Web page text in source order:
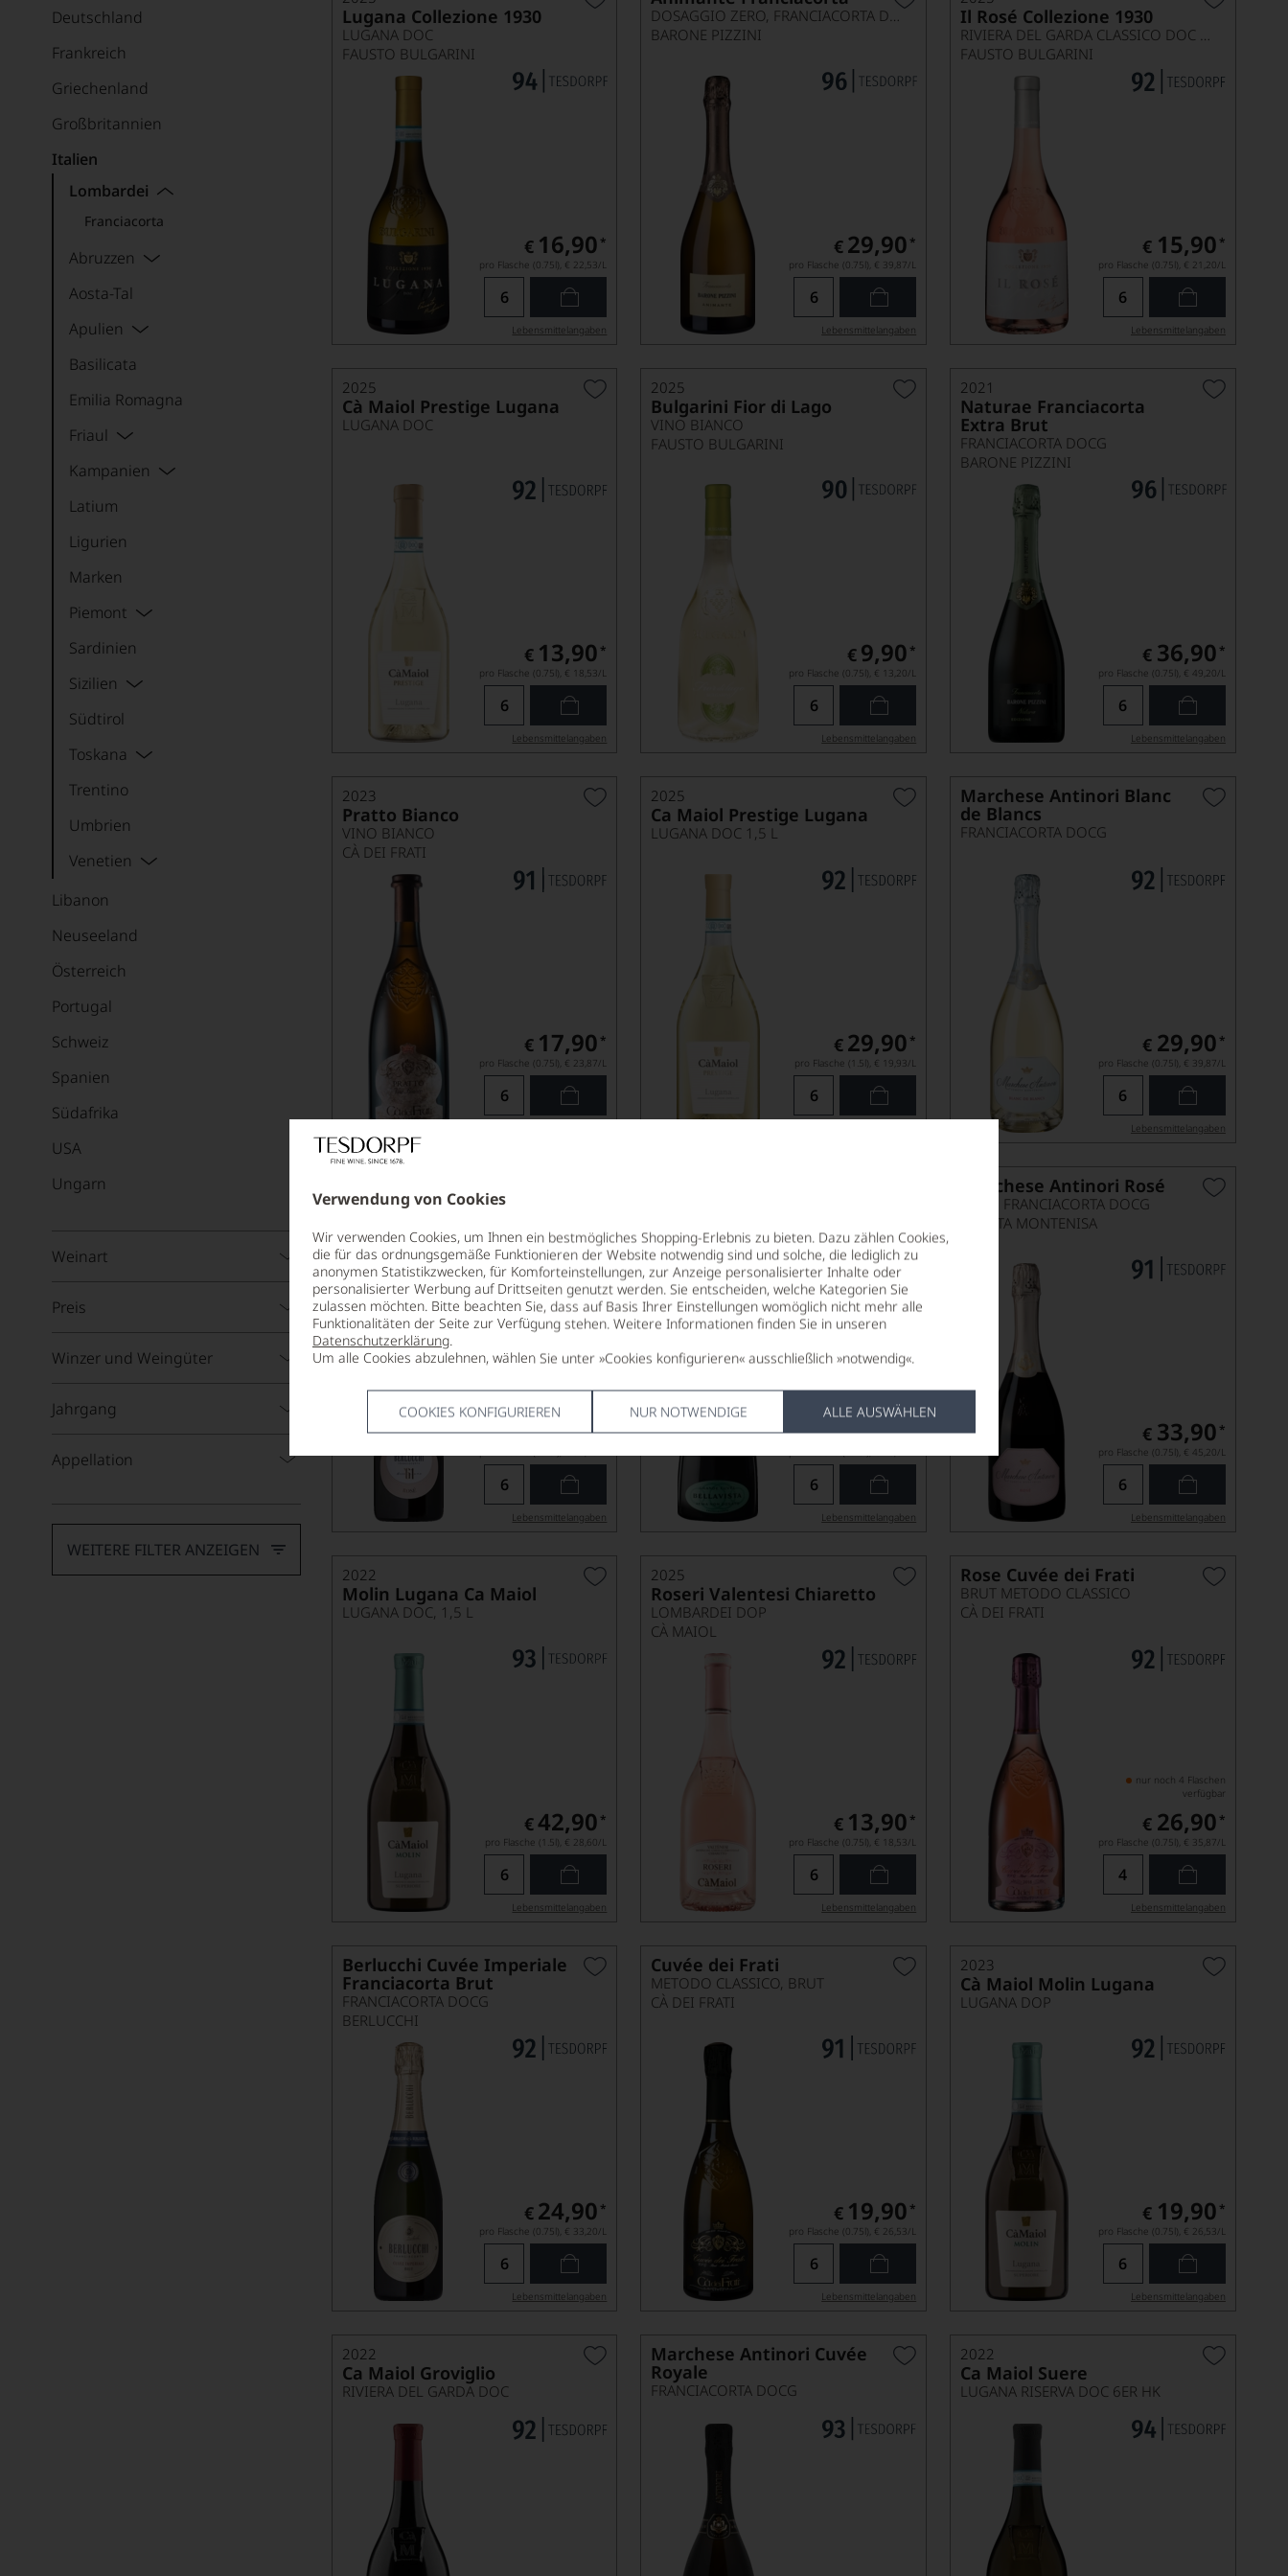
Verwendung von Cookies
Wir verwenden Cookies, um Ihnen ein bestmögliches Shopping-Erlebnis zu bieten. Dazu zählen Cookies,
die für das ordnungsgemäße Funktionieren der Website notwendig sind und solche, die lediglich zu
anonymen Statistikzwecken, für Komforteinstellungen, zur Anzeige personalisierter Inhalte oder
personalisierter Werbung auf Drittseiten genutzt werden. Sie entscheiden, welche Kategorien Sie
zulassen möchten. Bitte beachten Sie, dass auf Basis Ihrer Einstellungen womöglich nicht mehr alle
Funktionalitäten der Seite zur Verfügung stehen. Weitere Informationen finden Sie in unseren
Datenschutzerklärung.
Um alle Cookies abzulehnen, wählen Sie unter »Cookies konfigurieren« ausschließlich »notwendig«.
COOKIES KONFIGURIEREN NUR NOTWENDIGE ALLE AUSWÄHLEN
Deutschland
Frankreich
Griechenland
Großbritannien
Italien
Lombardei
Franciacorta
Abruzzen
Aosta-Tal
Apulien
Basilicata
Emilia Romagna
Friaul
Kampanien
Latium
Ligurien
Marken
Piemont
Sardinien
Sizilien
Südtirol
Toskana
Trentino
Umbrien
Venetien
Libanon
Neuseeland
Österreich
Portugal
Schweiz
Spanien
Südafrika
USA
Ungarn
Weinart
Preis
Winzer und Weingüter
Jahrgang
Appellation
WEITERE FILTER ANZEIGEN
Lugana Collezione 1930
LUGANA DOC
FAUSTO BULGARINI
€ 16,90 *
pro Flasche (0.75l), € 22,53/L
Lebensmittel­angaben
DOSAGGIO ZERO, FRANCIACORTA DOC
BARONE PIZZINI
€ 29,90 *
pro Flasche (0.75l), € 39,87/L
Lebensmittel­angaben
Il Rosé Collezione 1930
RIVIERA DEL GARDA CLASSICO DOC CHIARETTO
FAUSTO BULGARINI
€ 15,90 *
pro Flasche (0.75l), € 21,20/L
Lebensmittel­angaben
2025
Cà Maiol Prestige Lugana
LUGANA DOC
€ 13,90 *
pro Flasche (0.75l), € 18,53/L
Lebensmittel­angaben
2025
Bulgarini Fior di Lago
VINO BIANCO
FAUSTO BULGARINI
€ 9,90 *
pro Flasche (0.75l), € 13,20/L
Lebensmittel­angaben
2021
Naturae Franciacorta
Extra Brut
FRANCIACORTA DOCG
BARONE PIZZINI
€ 36,90 *
pro Flasche (0.75l), € 49,20/L
Lebensmittel­angaben
2023
Pratto Bianco
VINO BIANCO
CÀ DEI FRATI
€ 17,90 *
pro Flasche (0.75l), € 23,87/L
2025
Ca Maiol Prestige Lugana
LUGANA DOC 1,5 L
€ 29,90 *
pro Flasche (1.5l), € 19,93/L
Marchese Antinori Blanc
de Blancs
FRANCIACORTA DOCG
€ 29,90 *
pro Flasche (0.75l), € 39,87/L
Lebensmittel­angaben
Rosé
BERLUCCHI
€27,90*
Lebensmittel­angaben
BELLAVISTA
€35,00*
Lebensmittel­angaben
Marchese Antinori Rosé
BRUT, FRANCIACORTA DOCG
TENUTA MONTENISA
€ 33,90 *
pro Flasche (0.75l), € 45,20/L
Lebensmittel­angaben
2022
Molin Lugana Ca Maiol
LUGANA DOC, 1,5 L
€42,90 *
pro Flasche (1.5l), € 28,60/L
Lebensmittel­angaben
2025
Roseri Valentesi Chiaretto
LOMBARDEI DOP
CÀ MAIOL
€ 13,90 *
pro Flasche (0.75l), € 18,53/L
Lebensmittel­angaben
Rose Cuvée dei Frati
BRUT METODO CLASSICO
CÀ DEI FRATI
nur noch 4 Flaschen
verfügbar
€ 26,90 *
pro Flasche (0.75l), € 35,87/L
Lebensmittel­angaben
Berlucchi Cuvée Imperiale
Franciacorta Brut
FRANCIACORTA DOCG
BERLUCCHI
€ 24,90 *
pro Flasche (0.75l), € 33,20/L
Lebensmittel­angaben
Cuvée dei Frati
METODO CLASSICO, BRUT
CÀ DEI FRATI
€ 19,90 *
pro Flasche (0.75l), € 26,53/L
Lebensmittel­angaben
2023
Cà Maiol Molin Lugana
LUGANA DOP
€ 19,90 *
pro Flasche (0.75l), € 26,53/L
Lebensmittel­angaben
2022
Ca Maiol Groviglio
RIVIERA DEL GARDA DOC
Marchese Antinori Cuvée
Royale
FRANCIACORTA DOCG
2022
Ca Maiol Suere
LUGANA RISERVA DOC 6ER HK